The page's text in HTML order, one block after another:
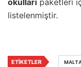
okulları paketleri
listelenmiştir.
ETIKETLER